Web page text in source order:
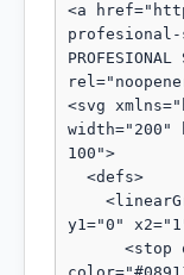
<a
profesional-
<svg
width="200"
100">
y1="0"